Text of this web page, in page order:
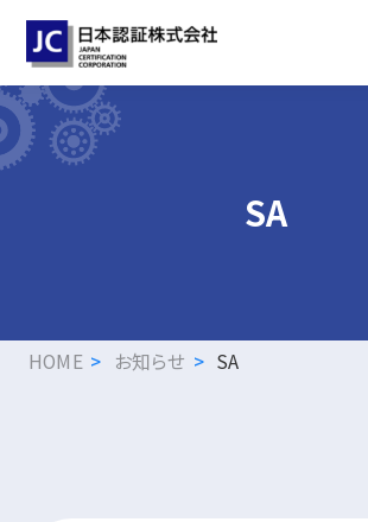
資格認証試験
企業情報
SA
HOME お知らせ SA